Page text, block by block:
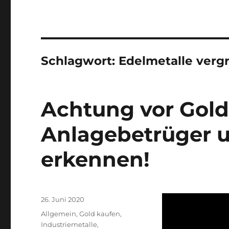
Schlagwort: Edelmetalle
Achtung vor
Anlagebetrüger
erkennen!
Veröffentlicht
am
26. Juni 2020
Kategorien
Allgemein,Gold kaufen,
Industriemetalle,